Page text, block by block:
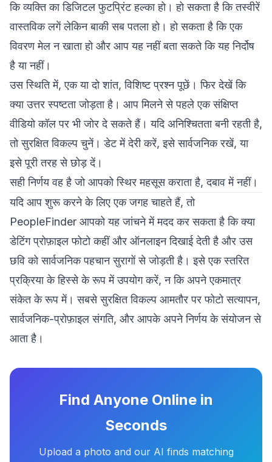
कि व्यक्ति का डिजिटल फुटप्रिंट हल्का हो। हो सकता है कि तस्वीरें
वास्तविक लगें लेकिन बाकी सब पतला हो। हो सकता है कि एक
विवरण मेल न खाता हो और आप यह नहीं बता सकते कि यह निर्दोष
है या नहीं।
उस स्थिति में, एक या दो शांत, विशिष्ट प्रश्न पूछें। फिर देखें कि
क्या उत्तर स्पष्टता जोड़ता है। आप मिलने से पहले एक संक्षिप्त
वीडियो कॉल पर भी जोर दे सकते हैं। यदि अनिश्चितता बनी रहती है,
तो सुरक्षित विकल्प चुनें। डेट में देरी करें, इसे सार्वजनिक रखें, या
इसे पूरी तरह से छोड़ दें।
सही निर्णय वह है जो आपको स्थिर महसूस कराता है, दबाव में नहीं।
यदि आप शुरू करने के लिए एक जगह चाहते हैं, तो
PeopleFinder आपको यह जांचने में मदद कर सकता है कि क्या
डेटिंग प्रोफ़ाइल फोटो कहीं और ऑनलाइन दिखाई देती है और उस
छवि को सार्वजनिक पहचान सुरागों से जोड़ती है। इसे एक स्तरित
प्रक्रिया के हिस्से के रूप में उपयोग करें, न कि अपने एकमात्र
संकेत के रूप में। सबसे सुरक्षित विकल्प आमतौर पर फोटो सत्यापन,
सार्वजनिक-प्रोफ़ाइल संगति, और आपके अपने निर्णय के संयोजन से
आता है।
Find Anyone Online in
Seconds
Upload a photo and our AI finds matching